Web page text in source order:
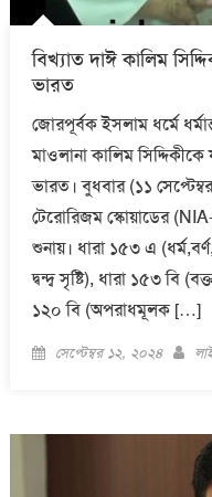
বিখ্যাত দাঈ কালিম
ভারত
জোরপূর্বক ইসলাম ধর্মে
মাওলানা কালিম
ভারত। বুধবার (১১
টেরোরিজম স্কোয়াডের
শুনায়। ধারা ১৫৩ এ
দ্বন্দ্ব সৃষ্টি), ধারা ১৫৩ বি
১২০ বি (অপরাধমূলক […]
Posted
সেপ্টেম্বর ১২, ২০২৪